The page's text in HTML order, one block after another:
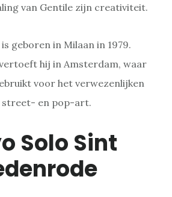
van Gentile zijn creativiteit.
geboren in Milaan in 1979.
hij in Amsterdam, waar
voor het verwezenlijken
street- en pop-art.
Solo Sint